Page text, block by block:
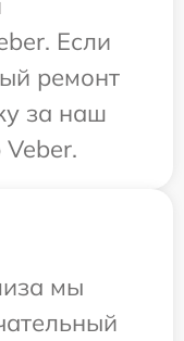
Если
ремонт
за наш
мы